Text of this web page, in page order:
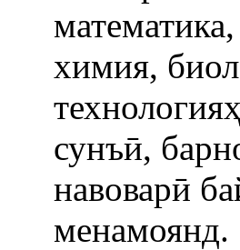
химия,
сунъӣ,
навоварӣ
менамоянд.